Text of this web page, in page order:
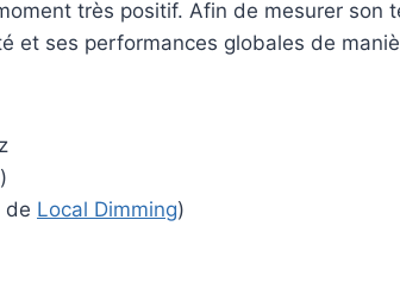
très positif. Afin de mesurer son
et ses performances globales de
de Local Dimming)